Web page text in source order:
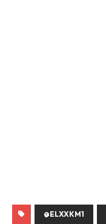
@ELXXKM1